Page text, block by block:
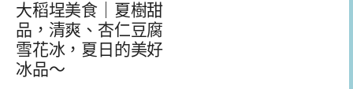
大稻埕美食｜夏樹甜
品，清爽、杏仁豆腐
雪花冰，夏日的美好
冰品～